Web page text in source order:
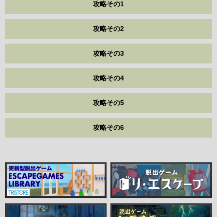
攻略その1
攻略その2
攻略その3
攻略その4
攻略その5
攻略その6